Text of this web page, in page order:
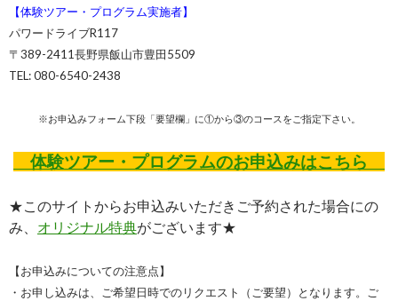
【体験ツアー・プログラム実施者】
パワードライブR117
〒389-2411長野県飯山市豊田5509
TEL: 080-6540-2438
※お申込みフォーム下段「要望欄」に①から③のコースをご指定下さい。
体験ツアー・プログラムのお申込みはこちら
★このサイトからお申込みいただきご予約された場合にの
み、 オリジナル特典がございます★
【お申込みについての注意点】
・お申し込みは、ご希望日時でのリクエスト（ご要望）となります。ご